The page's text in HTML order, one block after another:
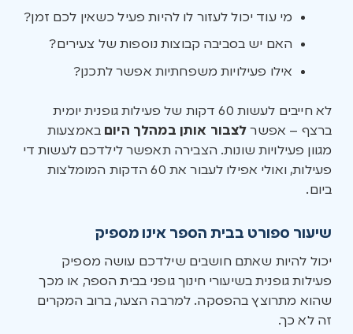
מי עוד יכול לעזור לו להיות פעיל כשאין לכם זמן?
האם יש בסביבה קבוצות נוספות של צעירים?
אילו פעילויות משפחתיות אפשר לתכנן?
לא חייבים לעשות 60 דקות של פעילות גופנית יומית
ברצף – אפשר לצבור אותן במהלך היום באמצעות
מגוון פעילויות שונות. הצבירה תאפשר לילדכם לעשות די
פעילות, ואולי אפילו לעבור את 60 הדקות המומלצות
ביום.
שיעור ספורט בבית הספר אינו מספיק
יכול להיות שאתם חושבים שילדכם עושה מספיק
פעילות גופנית בשיעורי חינוך גופני בבית הספר, או מכך
שהוא מתרוצץ בהפסקה. למרבה הצער, ברוב המקרים
זה לא כך.